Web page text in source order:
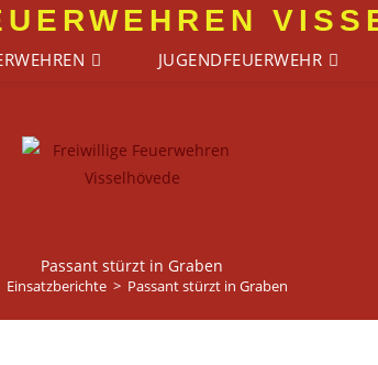
JUGENDFEUERWEHR
Passant stürzt in Graben
Einsatzberichte > Passant stürzt in Graben